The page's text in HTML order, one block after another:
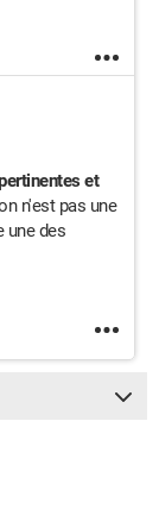
et
n'est pas une
une des